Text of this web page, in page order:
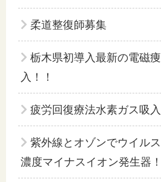
柔道整復師募集
栃木県初導入最新の電磁
入！！
疲労回復療法水素ガス吸入
紫外線とオゾンでウイル
濃度マイナスイオン発生器！